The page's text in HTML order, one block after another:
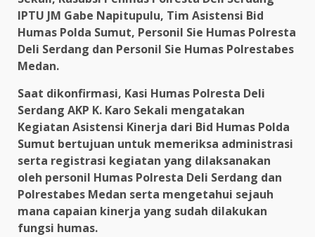
IPTU JM Gabe Napitupulu, Tim Asistensi Bid
Humas Polda Sumut, Personil Sie Humas Polresta
Deli Serdang dan Personil Sie Humas Polrestabes
Medan.
Saat dikonfirmasi, Kasi Humas Polresta Deli
Serdang AKP K. Karo Sekali mengatakan
Kegiatan Asistensi Kinerja dari Bid Humas Polda
Sumut bertujuan untuk memeriksa administrasi
serta registrasi kegiatan yang dilaksanakan
oleh personil Humas Polresta Deli Serdang dan
Polrestabes Medan serta mengetahui sejauh
mana capaian kinerja yang sudah dilakukan
fungsi humas.